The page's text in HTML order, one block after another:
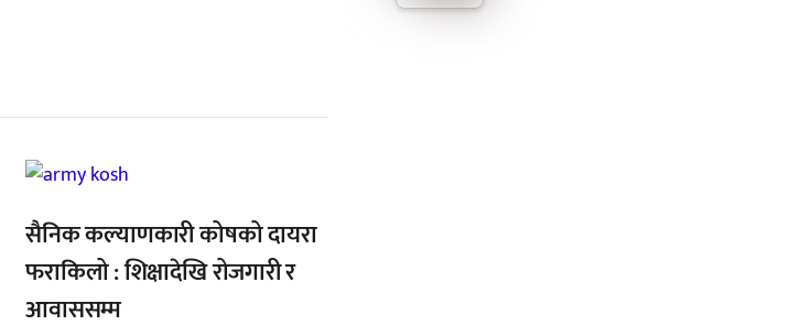
,
सैनिक कल्याणकारी कोषको दायरा
फराकिलो : शिक्षादेखि रोजगारी र
आवाससम्म